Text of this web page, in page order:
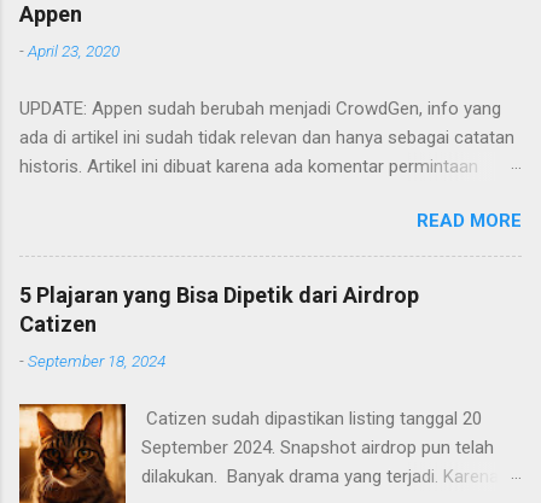
Appen
-April 23, 2020
UPDATE: Appen sudah berubah menjadi CrowdGen, info yang
ada di artikel ini sudah tidak relevan dan hanya sebagai catatan
historis. Artikel ini dibuat karena ada komentar permintaan
garis-garis besar saja apa saja yang perlu dilakukan. Cara
mendaftarnya cukup mudah. Yaitu tinggal mengakses
websitenya dan mengisi formulir yang ada. Berikut adalah poin-
poin yang perlu diperhatikan.
READ MORE
5 Plajaran yang Bisa Dipetik dari Airdrop
Catizen
-September 18, 2024
Catizen sudah dipastikan listing tanggal 20
September 2024. Snapshot airdrop pun telah
dilakukan. Banyak drama yang terjadi. Karena